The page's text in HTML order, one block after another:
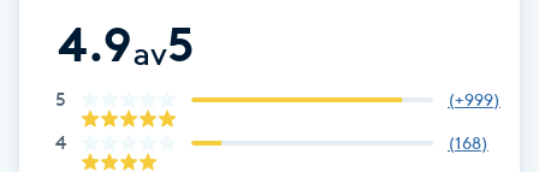
Fotsvamp
Fotvård
4.9av5
5 (+999)
4 (168)